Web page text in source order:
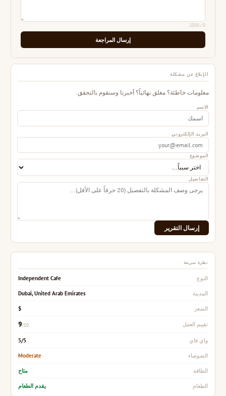
0
/ 2000
إرسال المراجعة
الإبلاغ عن مشكلة
معلومات خاطئة؟ مغلق نهائياً؟ أخبرنا وسنقوم بالتحقق.
الاسم
البريد الإلكتروني
الموضوع
التفاصيل
إرسال التقرير
نظرة سريعة
النوع Independent Cafe
المدينة Dubai, United Arab Emirates
السعر $
تقييم العمل 9/10
واي فاي 5/5
الضوضاء Moderate
الطاقة متاح
الطعام يقدم الطعام